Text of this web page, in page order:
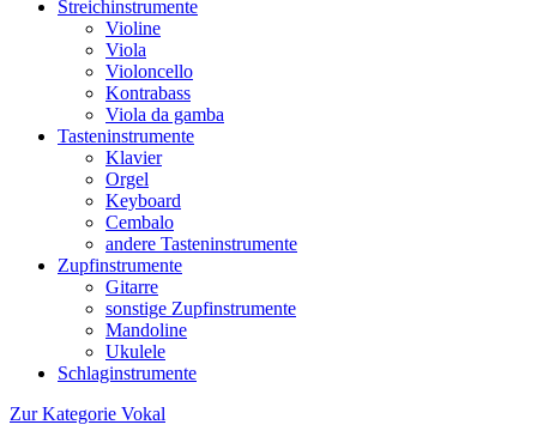
Streichinstrumente
Violine
Viola
Violoncello
Kontrabass
Viola da gamba
Tasteninstrumente
Klavier
Orgel
Keyboard
Cembalo
andere Tasteninstrumente
Zupfinstrumente
Gitarre
sonstige Zupfinstrumente
Mandoline
Ukulele
Schlaginstrumente
Zur Kategorie Vokal